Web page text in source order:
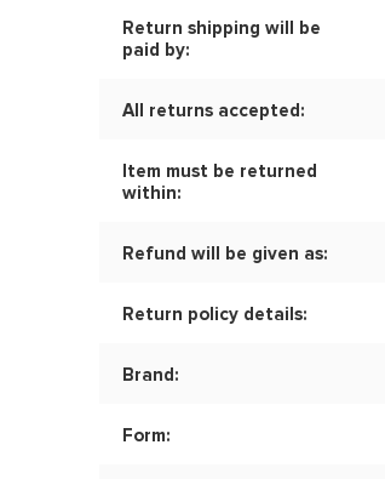
Return shipping will be
paid by:
All returns accepted:
Item must be returned
within:
Refund will be given as:
Return policy details:
Brand:
Form: